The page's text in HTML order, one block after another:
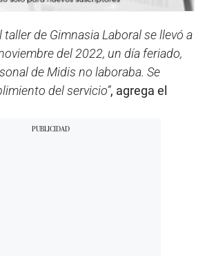
taller de Gimnasia Laboral se llevó a
del 2022, un día feriado,
de Midis no laboraba. Se
del servicio”, agrega el